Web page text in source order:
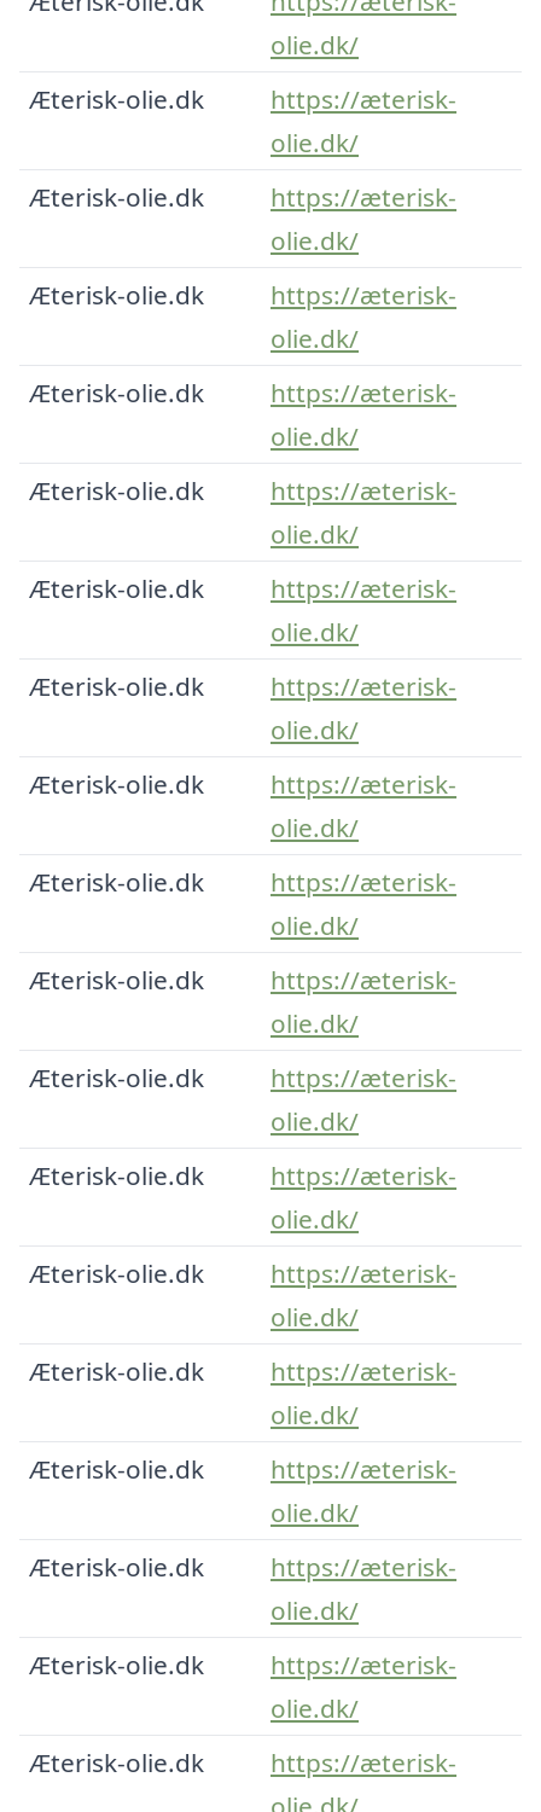
olie.dk/
Æterisk-olie.dk
https://æterisk-
olie.dk/
Æterisk-olie.dk
https://æterisk-
olie.dk/
Æterisk-olie.dk
https://æterisk-
olie.dk/
Æterisk-olie.dk
https://æterisk-
olie.dk/
Æterisk-olie.dk
https://æterisk-
olie.dk/
Æterisk-olie.dk
https://æterisk-
olie.dk/
Æterisk-olie.dk
https://æterisk-
olie.dk/
Æterisk-olie.dk
https://æterisk-
olie.dk/
Æterisk-olie.dk
https://æterisk-
olie.dk/
Æterisk-olie.dk
https://æterisk-
olie.dk/
Æterisk-olie.dk
https://æterisk-
olie.dk/
Æterisk-olie.dk
https://æterisk-
olie.dk/
Æterisk-olie.dk
https://æterisk-
olie.dk/
Æterisk-olie.dk
https://æterisk-
olie.dk/
Æterisk-olie.dk
https://æterisk-
olie.dk/
Æterisk-olie.dk
https://æterisk-
olie.dk/
Æterisk-olie.dk
https://æterisk-
olie.dk/
Æterisk-olie.dk
https://æterisk-